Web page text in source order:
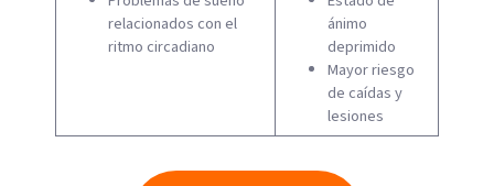
relacionados con el
ritmo circadiano
ánimo
deprimido
Mayor riesgo
de caídas y
lesiones